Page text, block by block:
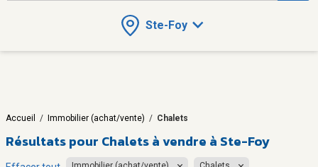
Ste-Foy
Accueil / Immobilier (achat/vente) / Chalets
Résultats pour Chalets à vendre à Ste-Foy